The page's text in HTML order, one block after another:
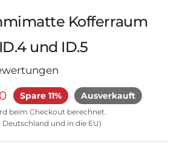
Kofferraum
und ID.5
Spare 11% Ausverkauft
beim Checkout berechnet.
und in die EU)